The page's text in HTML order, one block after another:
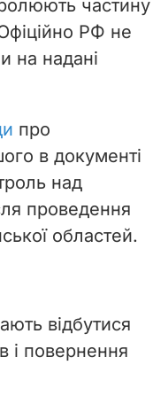
частину
РФ не
на надані
про
в документі
над
проведення
областей.
відбутися
і повернення